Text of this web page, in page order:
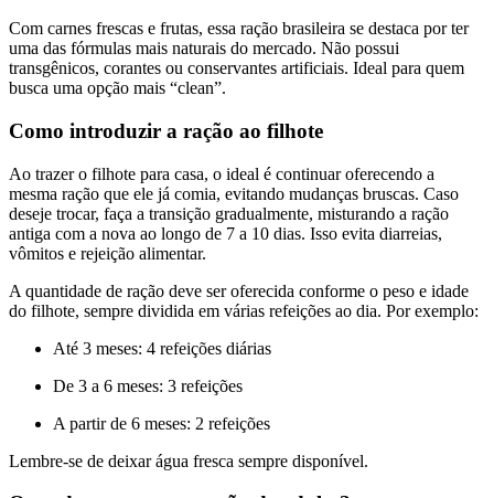
Com carnes frescas e frutas, essa ração brasileira se destaca por ter
uma das fórmulas mais naturais do mercado. Não possui
transgênicos, corantes ou conservantes artificiais. Ideal para quem
busca uma opção mais “clean”.
Como introduzir a ração ao filhote
Ao trazer o filhote para casa, o ideal é continuar oferecendo a
mesma ração que ele já comia, evitando mudanças bruscas. Caso
deseje trocar, faça a transição gradualmente, misturando a ração
antiga com a nova ao longo de 7 a 10 dias. Isso evita diarreias,
vômitos e rejeição alimentar.
A quantidade de ração deve ser oferecida conforme o peso e idade
do filhote, sempre dividida em várias refeições ao dia. Por exemplo:
Até 3 meses: 4 refeições diárias
De 3 a 6 meses: 3 refeições
A partir de 6 meses: 2 refeições
Lembre-se de deixar água fresca sempre disponível.